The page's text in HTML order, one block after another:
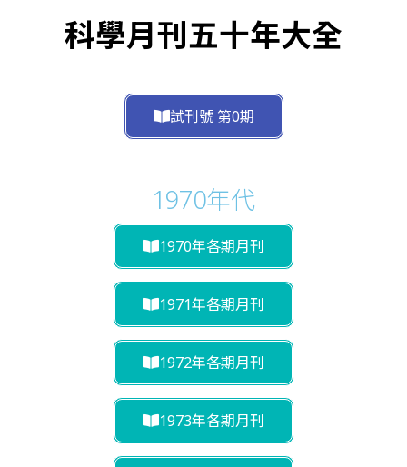
科學月刊五十年大全
試刊號 第0期
1970年代
1970年各期月刊
1971年各期月刊
1972年各期月刊
1973年各期月刊